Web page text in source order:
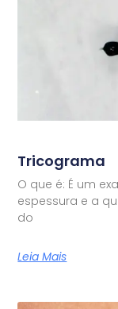
Tricograma
O que é: É um
espessura e a
do
Leia Mais